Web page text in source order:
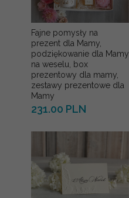
Fajne pomysły na
prezent dla Mamy,
podziękowanie dla Mamy
na weselu, box
prezentowy dla mamy,
zestawy prezentowe dla
Mamy
231.00 PLN